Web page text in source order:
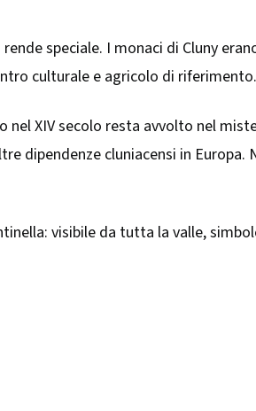
speciale. I monaci di Cluny
culturale e agricolo di riferimento.
nel XIV secolo resta avvolto nel
dipendenze cluniacensi in Europa.
visibile da tutta la valle,